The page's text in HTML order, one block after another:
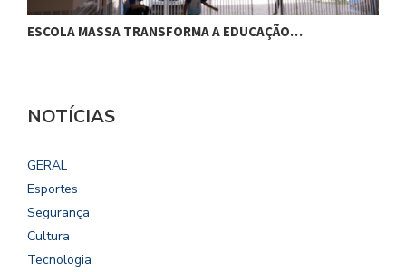
ESCOLA MASSA TRANSFORMA A EDUCAÇÃO…
NOTÍCIAS
GERAL
Esportes
Segurança
Cultura
Tecnologia